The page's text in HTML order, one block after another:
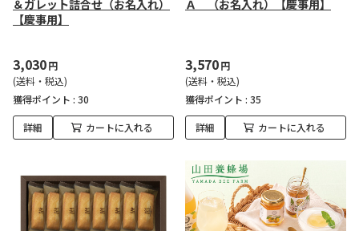
＆ガレット詰合せ（お名入れ）
【慶事用】
3,030円
(送料・税込)
獲得ポイント : 30
詳細 カートに入れる
Ａ （お名入れ）【慶事用】
3,570円
(送料・税込)
獲得ポイント : 35
詳細 カートに入れる